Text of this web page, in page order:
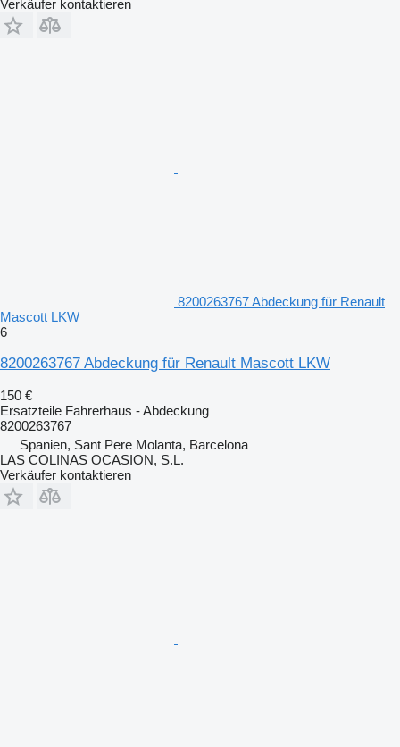
Verkäufer kontaktieren
8200263767 Abdeckung für Renault
Mascott LKW
6
8200263767 Abdeckung für Renault Mascott LKW
150 €
Ersatzteile Fahrerhaus - Abdeckung
8200263767
Spanien, Sant Pere Molanta, Barcelona
LAS COLINAS OCASION, S.L.
Verkäufer kontaktieren